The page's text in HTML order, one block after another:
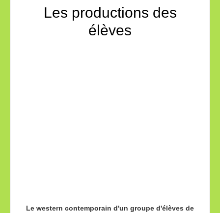
Les productions des
élèves
Le western contemporain d'un groupe d'élèves de